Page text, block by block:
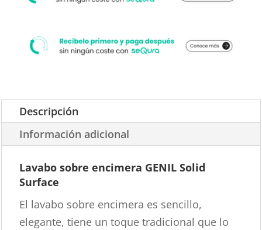
Descripción
Información adicional
Lavabo sobre encimera GENIL Solid
Surface
El lavabo sobre encimera es sencillo,
elegante, tiene un toque tradicional que lo